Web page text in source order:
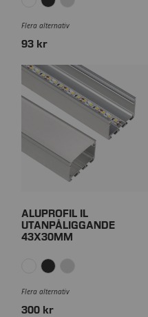
Flera alternativ
93 kr
ALUPROFIL IL
UTANPÅLIGGANDE
43X30MM
Flera alternativ
300 kr